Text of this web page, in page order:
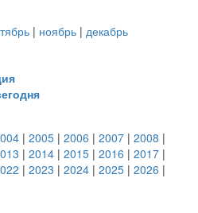
| ноябрь | декабрь
| 2005 | 2006 | 2007 | 2008 |
| 2014 | 2015 | 2016 | 2017 |
| 2023 | 2024 | 2025 | 2026 |